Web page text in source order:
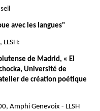
avec les langues"
de Madrid, « El
Université de
de création poétique
Amphi Genevoix - LLSH